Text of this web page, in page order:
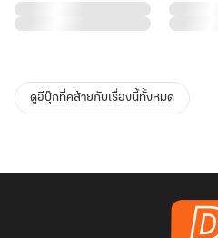
ดูอีบุ๊กที่คล้ายกับเรื่องนี้ทั้งหมด